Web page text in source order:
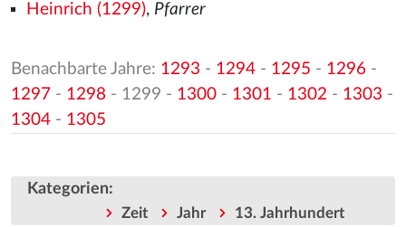
Heinrich (1299), Pfarrer
Benachbarte Jahre: 1293 - 1294 - 1295 - 1296 -
1297 - 1298 - 1299 - 1300 - 1301 - 1302 - 1303 -
1304 - 1305
Kategorien:
Zeit Jahr 13. Jahrhundert